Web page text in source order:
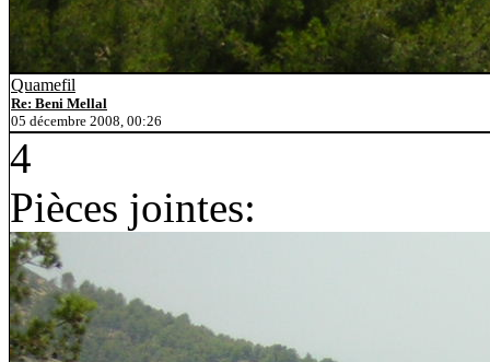
Quamefil
Re: Beni Mellal
05 décembre 2008, 00:26
4
Pièces jointes: